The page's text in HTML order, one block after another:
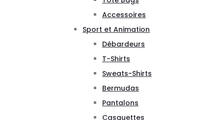
Accessoires
Sport et Animation
Débardeurs
T-Shirts
Sweats-Shirts
Bermudas
Pantalons
Casquettes